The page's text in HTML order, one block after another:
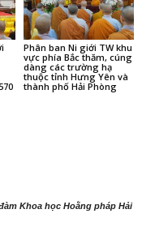
Phân ban Ni giới TW khu
vực phía Bắc thăm, cúng
dàng các trường hạ
thuộc tỉnh Hưng Yên và
thành phố Hải Phòng
Khoa học Hoằng pháp Hải